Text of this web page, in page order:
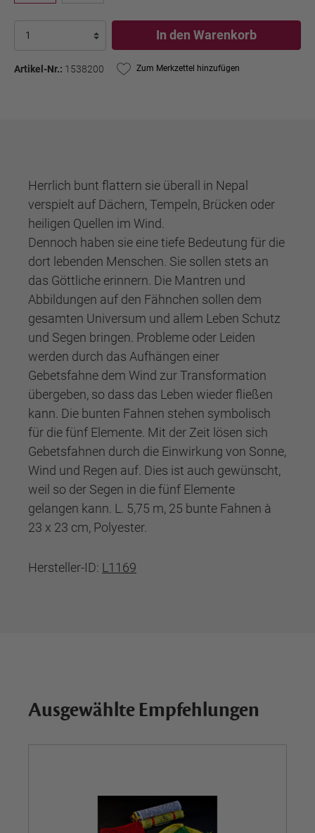
In den Warenkorb
Artikel-Nr.: 1538200 Zum Merkzettel hinzufügen
Herrlich bunt flattern sie überall in Nepal
verspielt auf Dächern, Tempeln, Brücken oder
heiligen Quellen im Wind.
Dennoch haben sie eine tiefe Bedeutung für die
dort lebenden Menschen. Sie sollen stets an
das Göttliche erinnern. Die Mantren und
Abbildungen auf den Fähnchen sollen dem
gesamten Universum und allem Leben Schutz
und Segen bringen. Probleme oder Leiden
werden durch das Aufhängen einer
Gebetsfahne dem Wind zur Transformation
übergeben, so dass das Leben wieder fließen
kann. Die bunten Fahnen stehen symbolisch
für die fünf Elemente. Mit der Zeit lösen sich
Gebetsfahnen durch die Einwirkung von Sonne,
Wind und Regen auf. Dies ist auch gewünscht,
weil so der Segen in die fünf Elemente
gelangen kann. L. 5,75 m, 25 bunte Fahnen à
23 x 23 cm, Polyester.
Hersteller-ID: L1169
Ausgewählte Empfehlungen